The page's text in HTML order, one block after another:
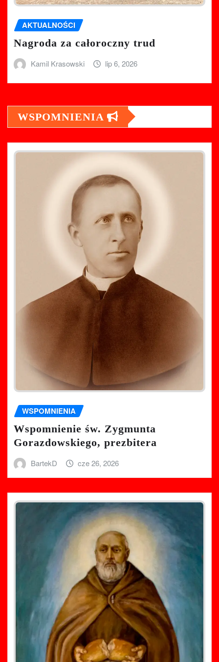
AKTUALNOŚCI
Nagroda za całoroczny trud
Kamil Krasowski lip 6, 2026
WSPOMNIENIA
WSPOMNIENIA
Wspomnienie św. Zygmunta
Gorazdowskiego, prezbitera
BartekD cze 26, 2026